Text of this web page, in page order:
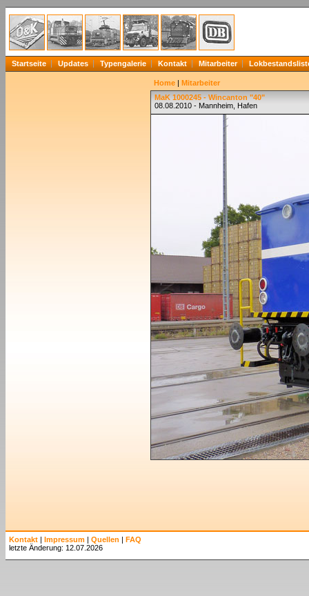
Startseite Updates Typengalerie Kontakt Mitarbeiter
Home | Mitarbeiter
MaK 1000245 - Wincanton "40"
08.08.2010 - Mannheim, Hafen
Kontakt | Impressum | Quellen | FAQ
letzte Änderung: 12.07.2026